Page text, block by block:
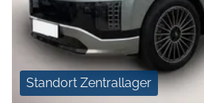
Standort Zentrallager